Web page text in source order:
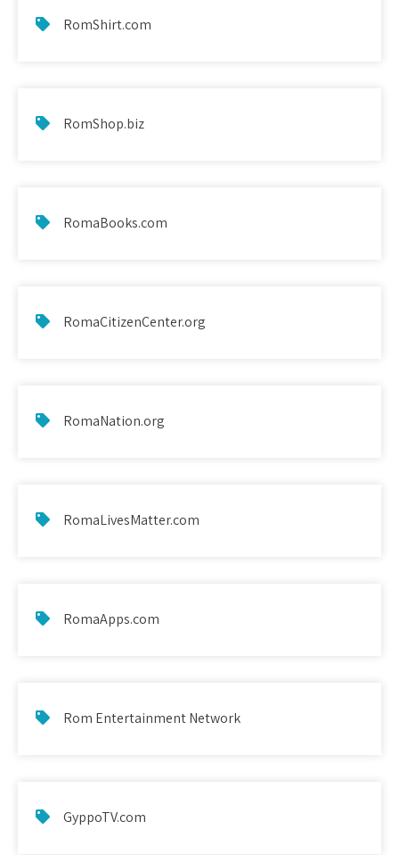
RomShirt.com
RomShop.biz
RomaBooks.com
RomaCitizenCenter.org
RomaNation.org
RomaLivesMatter.com
RomaApps.com
Rom Entertainment Network
GyppoTV.com